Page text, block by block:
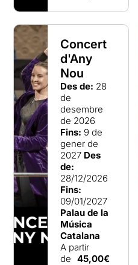
Concert
d'Any
Nou
Des de: 28
de
desembre
de 2026
Fins: 9 de
gener de
2027 Des
de:
28/12/2026
Fins:
09/01/2027
Palau de la
Música
Catalana
A partir
de 45,00€